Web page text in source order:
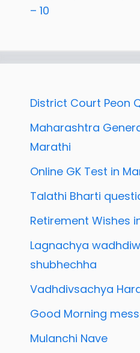
– 10
District Court Peon
Maharashtra
Marathi
Online GK Test in
Talathi Bharti
Retirement Wishes
Lagnachya
shubhechha
Vadhdivsachya
Good Morning
Mulanchi Nave